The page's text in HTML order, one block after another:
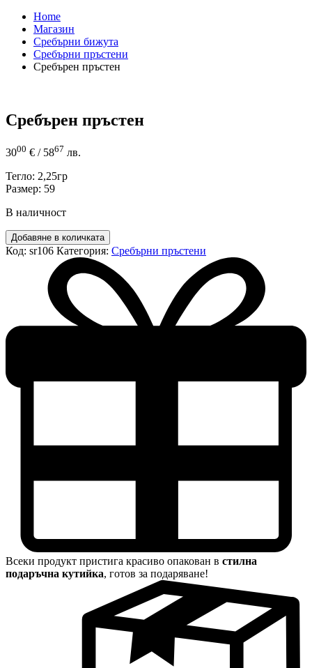
Home
Магазин
Сребърни бижута
Сребърни пръстени
Сребърен пръстен
Сребърен пръстен
3000 € / 5867 лв.
Тегло: 2,25гр
Размер: 59
В наличност
количество
за
Сребърен
Добавяне в количката
Код: sr106 Категория: Сребърни пръстени
Всеки продукт пристига красиво опакован в стилна
подаръчна кутийка, готов за подаряване!